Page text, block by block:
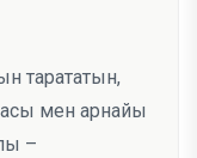
тарататын,
мен арнайы
–